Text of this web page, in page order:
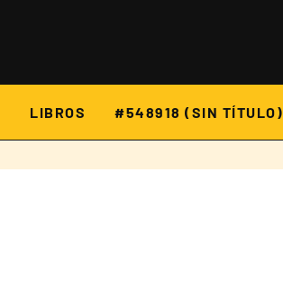
LIBROS #548918 (SIN TÍTULO)